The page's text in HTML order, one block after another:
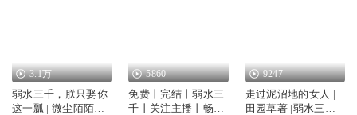
3.1万
弱水三千，朕只娶你
这一瓢 | 微尘陌陌演
5860
免费丨完结丨弱水三
千丨关注主播丨畅听
9247
走过泥沼地的女人 |
田园草著 |弱水三千